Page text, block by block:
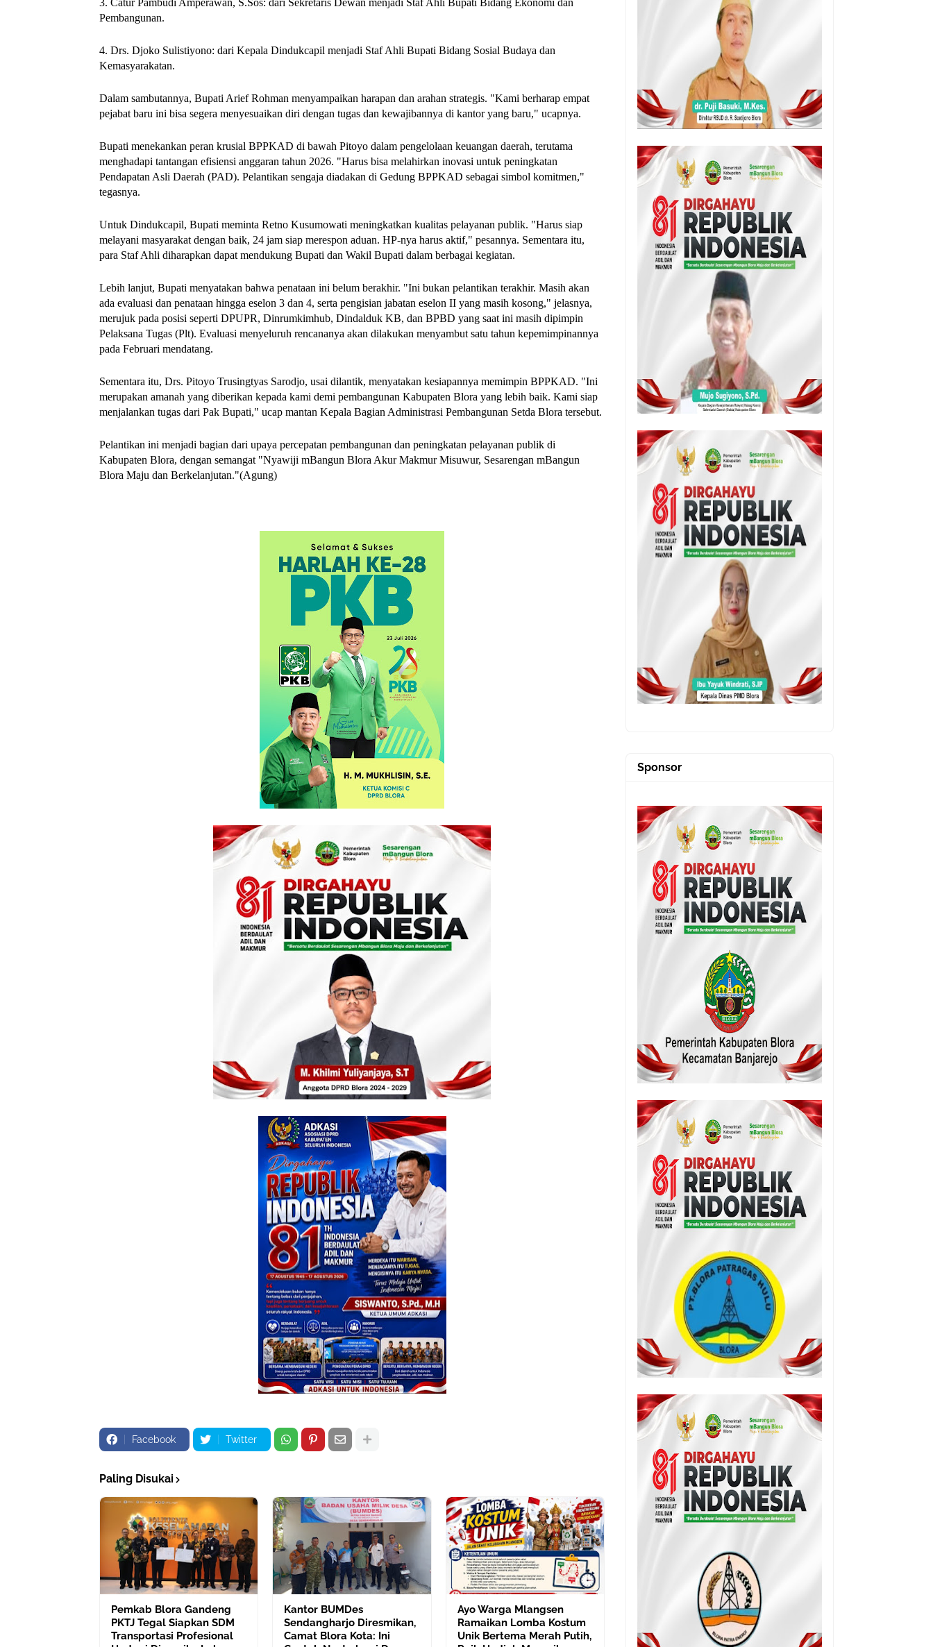
3. Catur Pambudi Amperawan, S.Sos: dari Sekretaris Dewan menjadi Staf Ahli Bupati Bidang Ekonomi dan
Pembangunan.
4. Drs. Djoko Sulistiyono: dari Kepala Dindukcapil menjadi Staf Ahli Bupati Bidang Sosial Budaya dan
Kemasyarakatan.
Dalam sambutannya, Bupati Arief Rohman menyampaikan harapan dan arahan strategis. "Kami berharap empat
pejabat baru ini bisa segera menyesuaikan diri dengan tugas dan kewajibannya di kantor yang baru," ucapnya.
Bupati menekankan peran krusial BPPKAD di bawah Pitoyo dalam pengelolaan keuangan daerah, terutama
menghadapi tantangan efisiensi anggaran tahun 2026. "Harus bisa melahirkan inovasi untuk peningkatan
Pendapatan Asli Daerah (PAD). Pelantikan sengaja diadakan di Gedung BPPKAD sebagai simbol komitmen,"
tegasnya.
Untuk Dindukcapil, Bupati meminta Retno Kusumowati meningkatkan kualitas pelayanan publik. "Harus siap
melayani masyarakat dengan baik, 24 jam siap merespon aduan. HP-nya harus aktif," pesannya. Sementara itu,
para Staf Ahli diharapkan dapat mendukung Bupati dan Wakil Bupati dalam berbagai kegiatan.
Lebih lanjut, Bupati menyatakan bahwa penataan ini belum berakhir. "Ini bukan pelantikan terakhir. Masih akan
ada evaluasi dan penataan hingga eselon 3 dan 4, serta pengisian jabatan eselon II yang masih kosong," jelasnya,
merujuk pada posisi seperti DPUPR, Dinrumkimhub, Dindalduk KB, dan BPBD yang saat ini masih dipimpin
Pelaksana Tugas (Plt). Evaluasi menyeluruh rencananya akan dilakukan menyambut satu tahun kepemimpinannya
pada Februari mendatang.
Sementara itu, Drs. Pitoyo Trusingtyas Sarodjo, usai dilantik, menyatakan kesiapannya memimpin BPPKAD. "Ini
merupakan amanah yang diberikan kepada kami demi pembangunan Kabupaten Blora yang lebih baik. Kami siap
menjalankan tugas dari Pak Bupati," ucap mantan Kepala Bagian Administrasi Pembangunan Setda Blora tersebut.
Pelantikan ini menjadi bagian dari upaya percepatan pembangunan dan peningkatan pelayanan publik di
Kabupaten Blora, dengan semangat "Nyawiji mBangun Blora Akur Makmur Misuwur, Sesarengan mBangun
Blora Maju dan Berkelanjutan."(Agung)
Facebook Twitter
Paling Disukai
Pemkab Blora Gandeng
PKTJ Tegal Siapkan SDM
Transportasi Profesional
Kantor BUMDes
Sendangharjo Diresmikan,
Camat Blora Kota: Ini
Ayo Warga Mlangsen
Ramaikan Lomba Kostum
Unik Bertema Merah Putih,
Sponsor